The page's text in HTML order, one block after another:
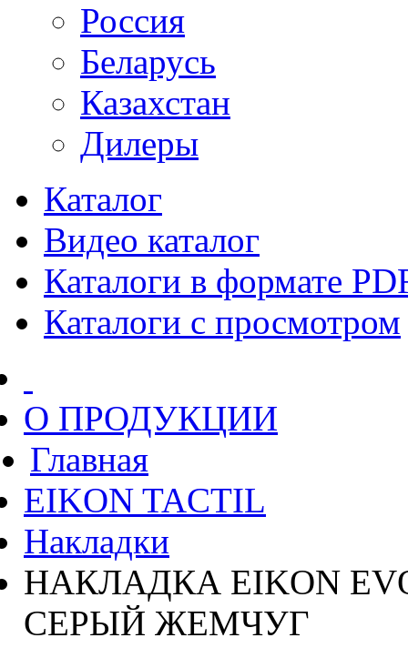
Россия
Беларусь
Казахстан
Дилеры
Каталог
Видео каталог
Каталоги в формате
Каталоги с просмотром
О ПРОДУКЦИИ
Главная
EIKON TACTIL
Накладки
НАКЛАДКА EIKON
СЕРЫЙ ЖЕМЧУГ